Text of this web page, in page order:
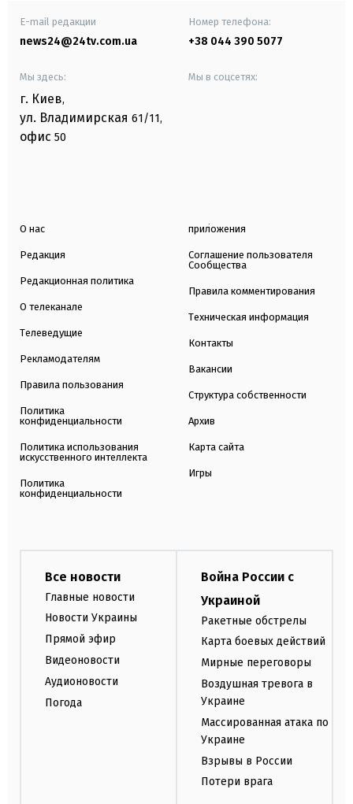
E-mail редакции
news24@24tv.com.ua
Номер телефона:
+38 044 390 5077
Мы здесь:
г. Киев,
ул. Владимирская 61/11,
офис 50
Мы в соцсетях:
О нас
Редакция
Редакционная политика
О телеканале
Телеведущие
Рекламодателям
Правила пользования
Политика
конфиденциальности
Политика использования
искусственного интеллекта
Политика
конфиденциальности
приложения
Соглашение пользователя
Сообщества
Правила комментирования
Техническая информация
Контакты
Вакансии
Структура собственности
Архив
Карта сайта
Игры
Все новости
Главные новости
Новости Украины
Прямой эфир
Видеоновости
Аудионовости
Погода
Война России с
Украиной
Ракетные обстрелы
Карта боевых действий
Мирные переговоры
Воздушная тревога в
Украине
Массированная атака по
Украине
Взрывы в России
Потери врага